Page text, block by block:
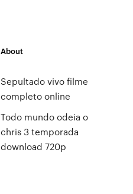
About
Sepultado vivo filme
completo online
Todo mundo odeia o
chris 3 temporada
download 720p